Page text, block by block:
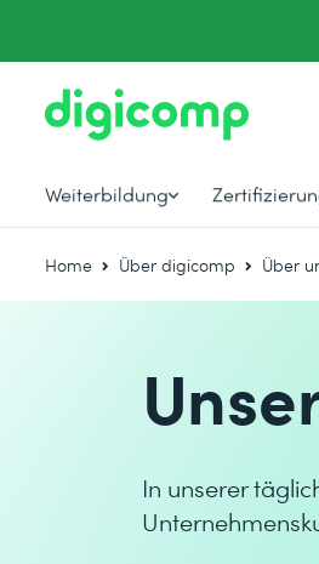
Weiterbildung
Home Über digicomp Über
In unserer